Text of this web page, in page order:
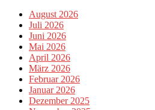
August 2026
Juli 2026
Juni 2026
Mai 2026
April 2026
März 2026
Februar 2026
Januar 2026
Dezember 2025